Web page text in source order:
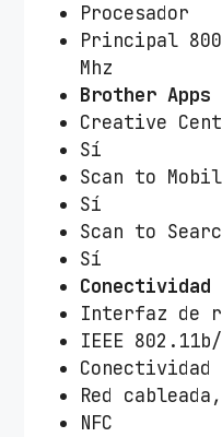
Procesador
Principal
Mhz
Brother Apps
Creative
Sí
Scan to
Sí
Scan to
Sí
Conectividad
Interfaz de
IEEE
Conectividad
Red
NFC